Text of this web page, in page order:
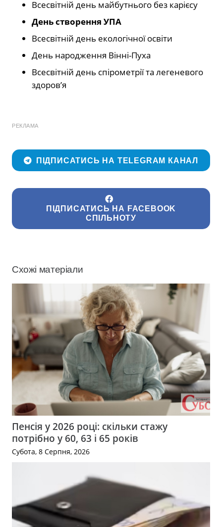
Всесвітній день майбутнього без карієсу
День створення УПА
Всесвітній день екологічної освіти
День народження Вінні-Пуха
Всесвітній день спірометрії та легеневого
здоров’я
РЕКЛАМА
ПІДПИСАТИСЬ НА TELEGRAM КАНАЛ
ПІДПИСАТИСЬ НА FACEBOOK
СПІЛЬНОТУ
Схожі матеріали
Пенсія у 2026 році: скільки стажу
потрібно у 60, 63 і 65 років
Субота, 8 Серпня, 2026